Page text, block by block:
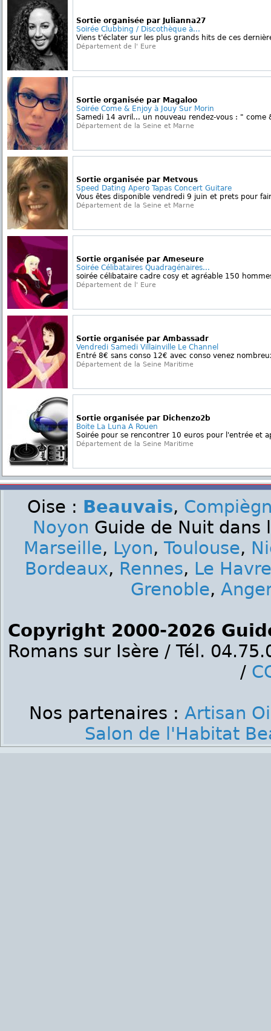
Sortie organisée par Julianna27
Soirée Clubbing / Discothèque à...
Viens t'éclater sur les plus grands hits de ces
Département de l' Eure
Sortie organisée par Magaloo
Soirée Come & Enjoy à Jouy Sur Morin
Samedi 14 avril... un nouveau rendez-vous : "
Département de la Seine et Marne
Sortie organisée par Metvous
Speed Dating Apero Tapas Concert Guitare
Vous êtes disponible vendredi 9 juin et prets pour
Département de la Seine et Marne
Sortie organisée par Ameseure
Soirée Célibataires Quadragénaires...
soirée célibataire cadre cosy et agréable 150
Département de l' Eure
Sortie organisée par Ambassadr
Vendredi Samedi Villainville Le Channel
Entré 8€ sans conso 12€ avec conso venez
Département de la Seine Maritime
Sortie organisée par Dichenzo2b
Boite La Luna A Rouen
Soirée pour se rencontrer 10 euros pour l'entrée et
Département de la Seine Maritime
Oise : Beauvais,
Noyon Guide de Nuit dans
Marseille, Lyon, Toulouse,
Bordeaux, Rennes, Le Havre
Grenoble,
Copyright 2000-2026
Romans sur Isère / Tél.
/
Nos partenaires : Artisan
Salon de l'Habitat